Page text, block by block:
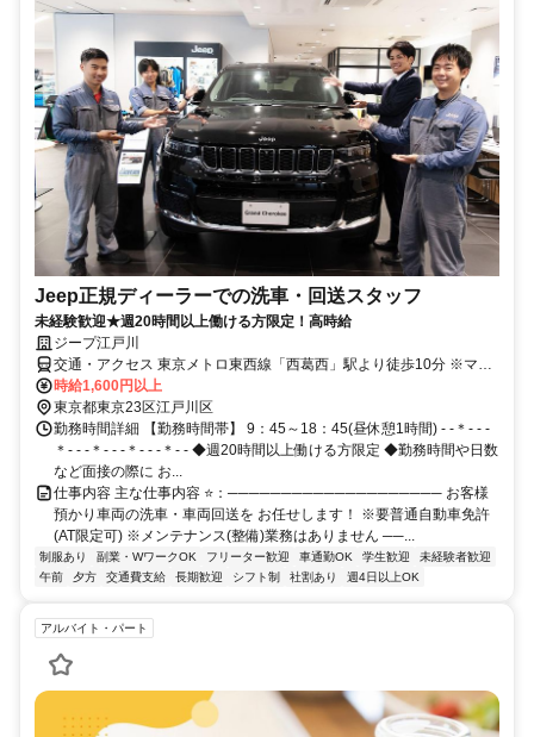
Jeep正規ディーラーでの洗車・回送スタッフ
未経験歓迎★週20時間以上働ける方限定！高時給
ジープ江戸川
交通・アクセス 東京メトロ東西線「西葛西」駅より徒歩10分 ※マイ
カー通勤可(バイク通勤不可)
時給1,600円以上
東京都東京23区江戸川区
勤務時間詳細 【勤務時間帯】 9：45～18：45(昼休憩1時間) - -＊- - -
＊- - -＊- - -＊- - -＊- - ◆週20時間以上働ける方限定 ◆勤務時間や日数
など面接の際に お...
仕事内容 主な仕事内容 ⭐：──────────────────── お客様
預かり車両の洗車・車両回送を お任せします！ ※要普通自動車免許
(AT限定可) ※メンテナンス(整備)業務はありません ──...
制服あり 副業・WワークOK フリーター歓迎 車通勤OK 学生歓迎
未経験者歓迎
午前
夕方 交通費支給 長期歓迎 シフト制 社割あり 週4日以上OK
アルバイト・パート